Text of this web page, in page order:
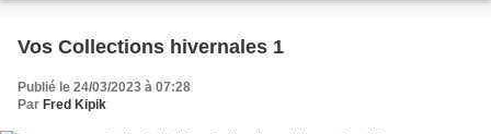
Vos Collections hivernales 1
Publié le 24/03/2023 à 07:28
Par Fred Kipik